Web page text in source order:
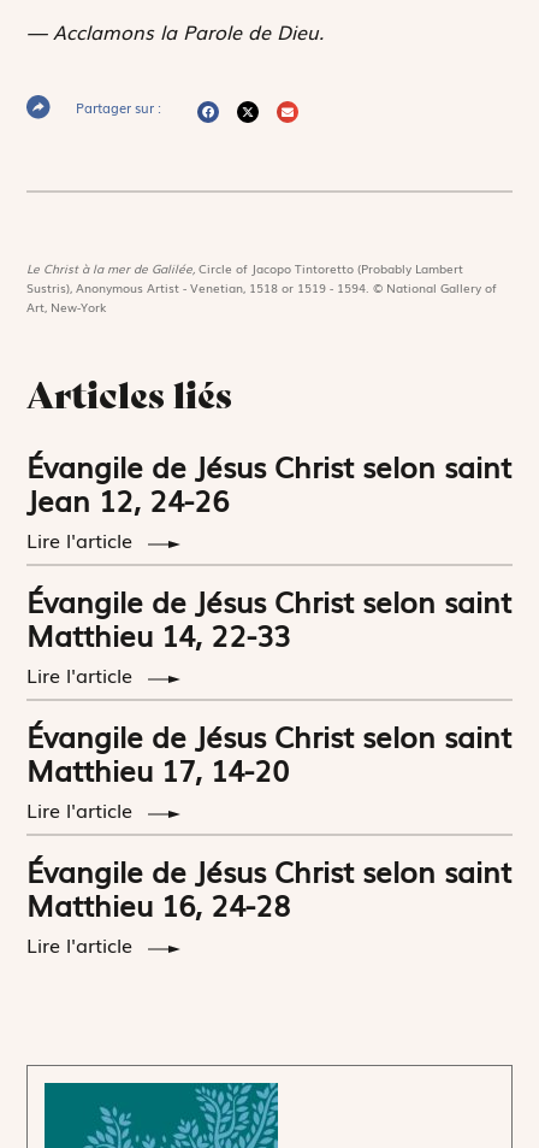
— Acclamons la Parole de Dieu.
Partager sur :
Le Christ à la mer de Galilée,Circle of Jacopo Tintoretto (Probably Lambert
Sustris), Anonymous Artist - Venetian, 1518 or 1519 - 1594. © National Gallery of
Art, New-York
Articles liés
Évangile de Jésus Christ selon saint
Jean 12, 24-26
Lire l'article
Évangile de Jésus Christ selon saint
Matthieu 14, 22-33
Lire l'article
Évangile de Jésus Christ selon saint
Matthieu 17, 14-20
Lire l'article
Évangile de Jésus Christ selon saint
Matthieu 16, 24-28
Lire l'article